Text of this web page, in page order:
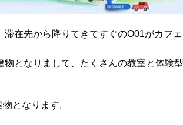
在先から降りてきてすぐのO01がカフ
となりまして、たくさんの教室と体験型
となります。